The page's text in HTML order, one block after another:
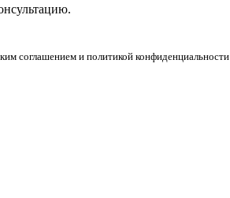
соглашением и политикой конфиденциальности